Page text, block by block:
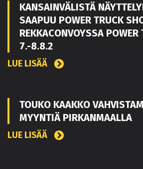
KANSAINVÄLISTÄ
SAAPUU POWER TRUCK
REKKACONVOYSSA
7.-8.8.2
LUE LISÄÄ
TOUKO KAAKKO
MYYNTIÄ PIRKANMAALLA
LUE LISÄÄ